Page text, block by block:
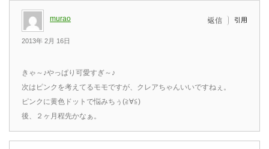
murao
2013年 2月 16日
返信 引用
きゃ～♪やっぱり可愛すぎ～♪
次はピンクを考えてるモモですが、クレアちゃんいいですねぇ。
ピンクに黄色ドットで悩みちぅ(≧∀≦)
後、２ヶ月程先かなぁ。